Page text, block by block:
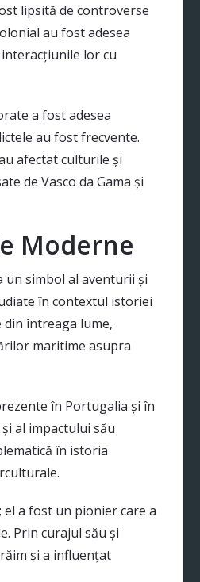
lipsită de controverse
au fost adesea
lor cu
a fost adesea
au fost frecvente.
afectat culturile și
de Vasco da Gama și
Moderne
un simbol al aventurii și
în contextul istoriei
întreaga lume,
maritime asupra
în Portugalia și în
al impactului său
în istoria
el a fost un pionier care a
Prin curajul său și
și a influențat